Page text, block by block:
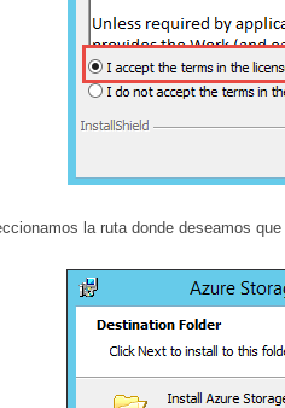
la ruta donde deseamos